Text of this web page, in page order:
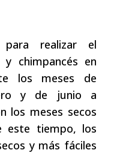
realizar el
chimpancés en
los meses de
y de junio a
los meses secos
este tiempo, los
y más fáciles